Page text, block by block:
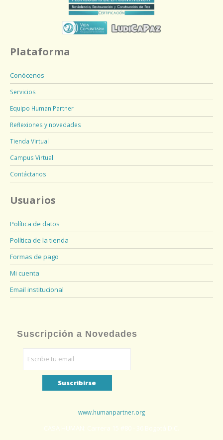
Plataforma
Conócenos
Servicios
Equipo Human Partner
Reflexiones y novedades
Tienda Virtual
Campus Virtual
Contáctanos
Usuarios
Política de datos
Política de la tienda
Formas de pago
Mi cuenta
Email institucional
Suscripción a Novedades
www.humanpartner.org